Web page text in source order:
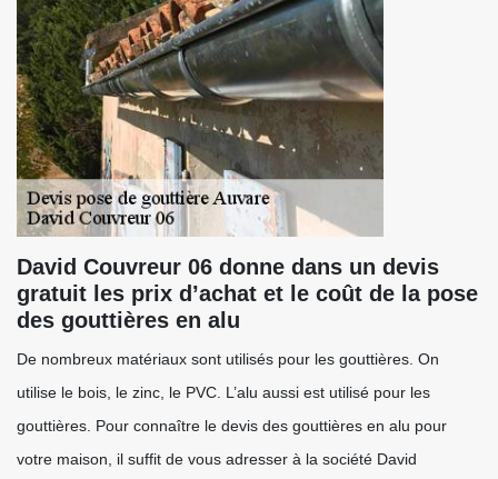
David Couvreur 06 donne dans un devis
gratuit les prix d’achat et le coût de la pose
des gouttières en alu
De nombreux matériaux sont utilisés pour les gouttières. On
utilise le bois, le zinc, le PVC. L’alu aussi est utilisé pour les
gouttières. Pour connaître le devis des gouttières en alu pour
votre maison, il suffit de vous adresser à la société David